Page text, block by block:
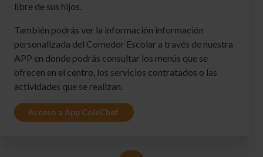
libre de sus hijos.
También podrás ver la información información
personalizada del Comedor Escolar a través de nuestra
APP en donde podrás consultar los menús que se
ofrecen en el centro, los servicios contratados o las
actividades que se realizan.
Acceso a App ColeChef